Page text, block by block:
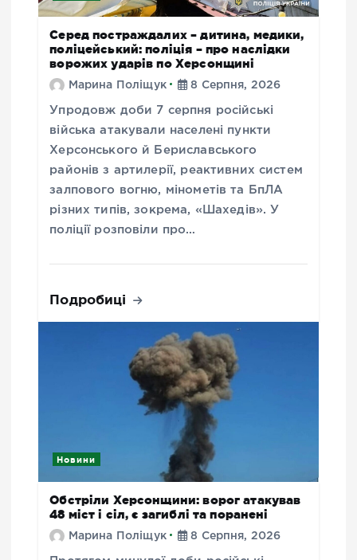
Серед постраждалих – дитина, медики,
поліцейський: поліція – про наслідки
ворожих ударів по Херсонщині
Марина Поліщук 8 Серпня, 2026
Упродовж доби 7 серпня російські
війська атакували населені пункти
Херсонського й Бериславського
районів з артилерії, реактивних систем
залпового вогню, мінометів та БпЛА
різних типів, зокрема, «Шахедів». У
поліції розповіли про…
Подробиці
Новини
Обстріли Херсонщини: ворог атакував
48 міст і сіл, є загиблі та поранені
Марина Поліщук 8 Серпня, 2026